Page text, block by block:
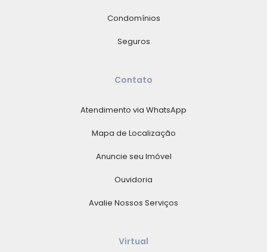
Condomínios
Seguros
Contato
Atendimento via WhatsApp
Mapa de Localização
Anuncie seu Imóvel
Ouvidoria
Avalie Nossos Serviços
Virtual